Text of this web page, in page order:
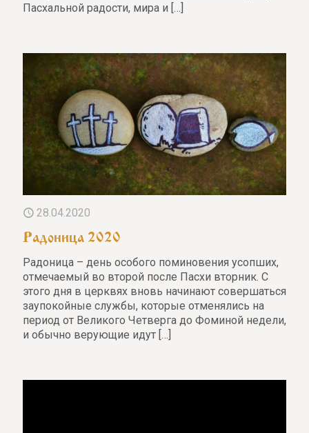
Пасхальной радости, мира и […]
28.04.2020
Радоница 2020
Радоница – день особого поминовения усопших,
отмечаемый во второй после Пасхи вторник. С
этого дня в церквях вновь начинают совершаться
заупокойные службы, которые отменялись на
период от Великого Четверга до Фоминой недели,
и обычно верующие идут […]